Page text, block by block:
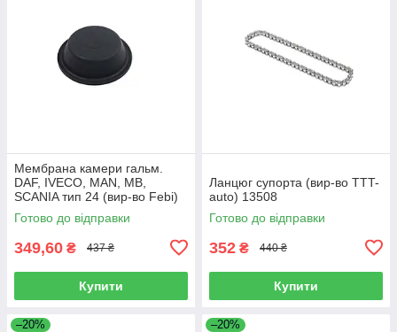
Мембрана камери гальм.
DAF, IVECO, MAN, MB,
SCANIA тип 24 (вир-во Febi)
07103
Готово до відправки
349,60 ₴ 437 ₴
Купити
Ланцюг супорта (вир-во TTT-
auto) 13508
Готово до відправки
352 ₴ 440 ₴
Купити
–20% –20%